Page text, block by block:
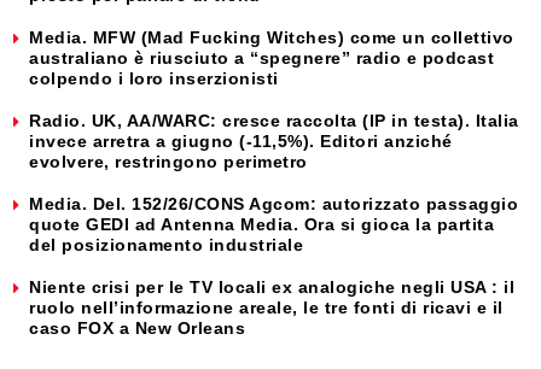
Media. MFW (Mad Fucking Witches) come un collettivo
australiano è riusciuto a “spegnere” radio e podcast
colpendo i loro inserzionisti
Radio. UK, AA/WARC: cresce raccolta (IP in testa). Italia
invece arretra a giugno (-11,5%). Editori anziché
evolvere, restringono perimetro
Media. Del. 152/26/CONS Agcom: autorizzato passaggio
quote GEDI ad Antenna Media. Ora si gioca la partita
del posizionamento industriale
Niente crisi per le TV locali ex analogiche negli USA : il
ruolo nell’informazione areale, le tre fonti di ricavi e il
caso FOX a New Orleans